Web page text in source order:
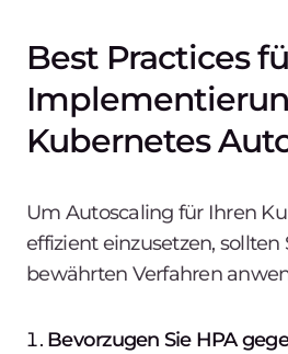
Best Practices
Kubernetes
Um Autoscaling für Ihren
effizient einzusetzen, sollten
bewährten Verfahren
Bevorzugen Sie HPA